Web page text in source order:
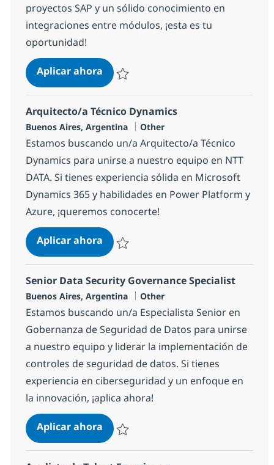
proyectos SAP y un sólido conocimiento en
integraciones entre módulos, ¡esta es tu
oportunidad!
Aplicar ahoraTechnical Lead SAP
Arquitecto/a Técnico Dynamics
Ubicación
Buenos Aires, Argentina Categoría
Other
Estamos buscando un/a Arquitecto/a Técnico
Dynamics para unirse a nuestro equipo en NTT
DATA. Si tienes experiencia sólida en Microsoft
Dynamics 365 y habilidades en Power Platform y
Azure, ¡queremos conocerte!
Aplicar ahoraArquitecto/a Técnico Dynamics
Senior Data Security Governance Specialist
Ubicación
Buenos Aires, Argentina Categoría
Other
Estamos buscando un/a Especialista Senior en
Gobernanza de Seguridad de Datos para unirse
a nuestro equipo y liderar la implementación de
controles de seguridad de datos. Si tienes
experiencia en ciberseguridad y un enfoque en
la innovación, ¡aplica ahora!
Aplicar ahoraSenior Data Security Governance